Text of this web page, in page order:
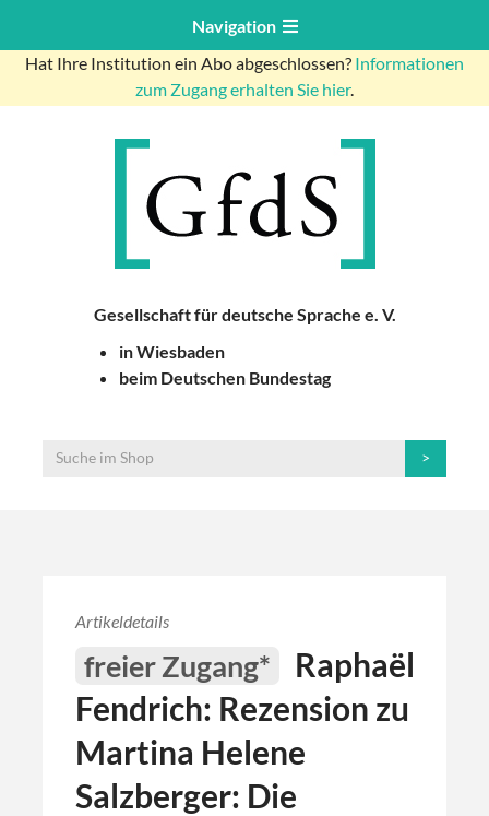
Navigation
Hat Ihre Institution ein Abo abgeschlossen? Informationen
zum Zugang erhalten Sie hier.
Gesellschaft für deutsche Sprache e. V.
in Wiesbaden
beim Deutschen Bundestag
Artikeldetails
freier Zugang*
Raphaël
Fendrich: Rezension zu
Martina Helene
Salzberger: Die